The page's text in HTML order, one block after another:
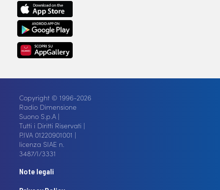
Copyright © 1996-2026
Radio Dimensione
Suono S.p.A |
Tutti i Diritti Riservati |
P.IVA 01220901001 |
licenza SIAE n.
3487/I/3331
Note legali